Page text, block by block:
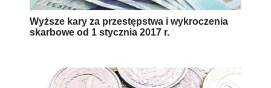
Wyższe kary za przestępstwa i wykroczenia
skarbowe od 1 stycznia 2017 r.